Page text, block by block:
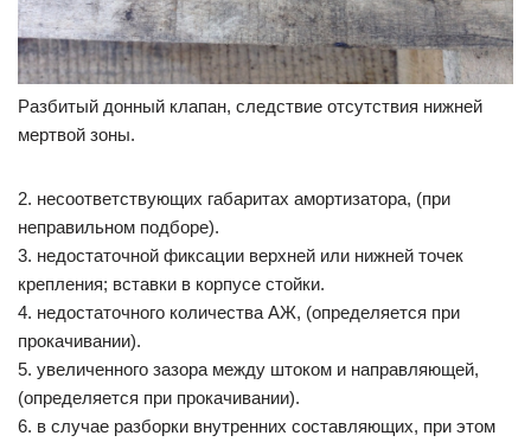
Разбитый донный клапан, следствие отсутствия нижней
мертвой зоны.
2. несоответствующих габаритах амортизатора, (при
неправильном подборе).
3. недостаточной фиксации верхней или нижней точек
крепления; вставки в корпусе стойки.
4. недостаточного количества АЖ, (определяется при
прокачивании).
5. увеличенного зазора между штоком и направляющей,
(определяется при прокачивании).
6. в случае разборки внутренних составляющих, при этом